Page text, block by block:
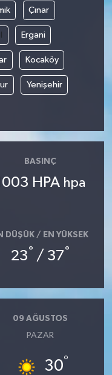
Çınar
Ergani
Kocaköy
Yenişehir
BASINÇ
HPA hpa
DÜŞÜK / EN YÜKSEK
23° / 37°
09 AĞUSTOS
PAZAR
30°